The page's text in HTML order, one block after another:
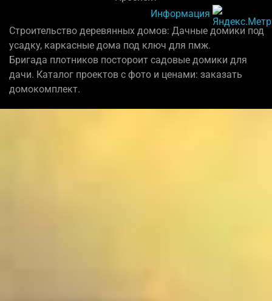
Информация
Строительство деревянных домов: Дачные домики под
усадку, каркасные дома под ключ для пмж.
Бригада плотников постороит садовые домики для
дачи. Каталог проектов с фото и ценами: заказать
домокомплект.